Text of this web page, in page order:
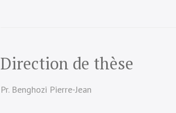
Direction de thèse
Pr. Benghozi Pierre-Jean